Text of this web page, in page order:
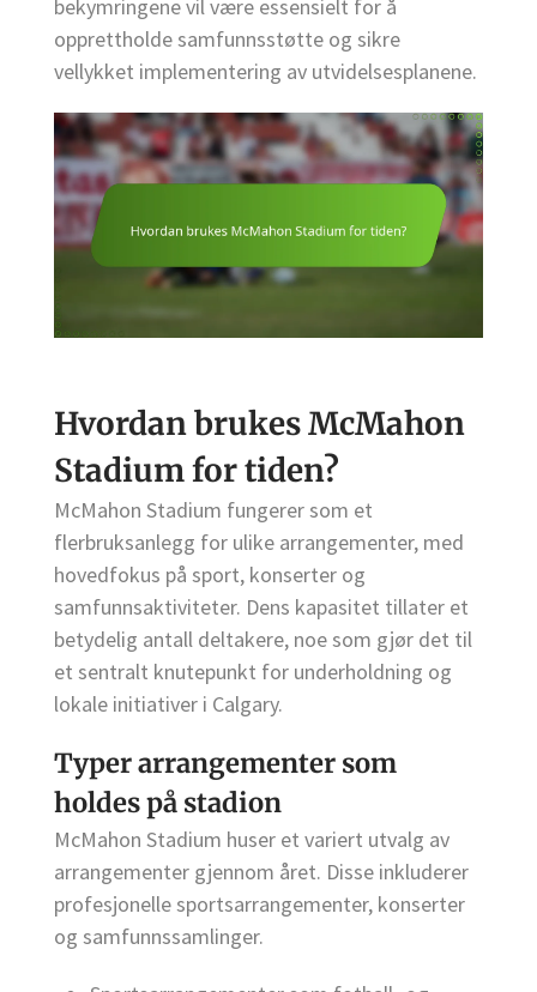
bekymringene vil være essensielt for å
opprettholde samfunnsstøtte og sikre
vellykket implementering av utvidelsesplanene.
Hvordan brukes McMahon
Stadium for tiden?
McMahon Stadium fungerer som et
flerbruksanlegg for ulike arrangementer, med
hovedfokus på sport, konserter og
samfunnsaktiviteter. Dens kapasitet tillater et
betydelig antall deltakere, noe som gjør det til
et sentralt knutepunkt for underholdning og
lokale initiativer i Calgary.
Typer arrangementer som
holdes på stadion
McMahon Stadium huser et variert utvalg av
arrangementer gjennom året. Disse inkluderer
profesjonelle sportsarrangementer, konserter
og samfunnssamlinger.